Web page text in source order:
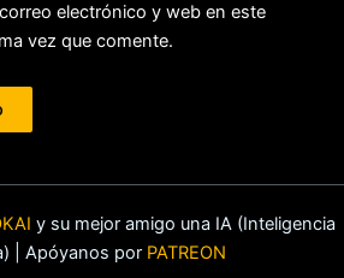
electrónico y web en este
vez que comente.
y su mejor amigo una IA (Inteligencia
| Apóyanos por PATREON